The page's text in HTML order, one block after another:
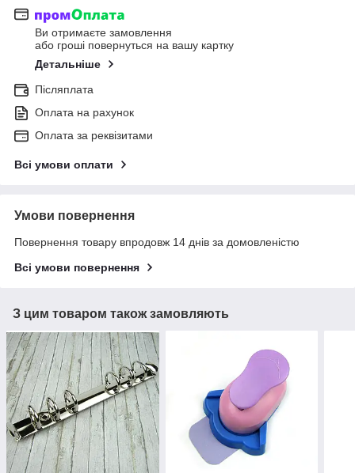
Ви отримаєте замовлення
або гроші повернуться на вашу картку
Детальніше
Післяплата
Оплата на рахунок
Оплата за реквізитами
Всі умови оплати
Умови повернення
Повернення товару впродовж 14 днів за домовленістю
Всі умови повернення
З цим товаром також замовляють